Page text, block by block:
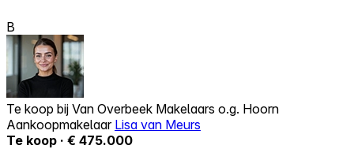
B
Te koop bij Van Overbeek Makelaars o.g. Hoorn
Aankoopmakelaar Lisa van Meurs
Te koop · € 475.000